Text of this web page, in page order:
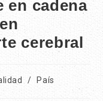
en cadena
cerebral
/ País